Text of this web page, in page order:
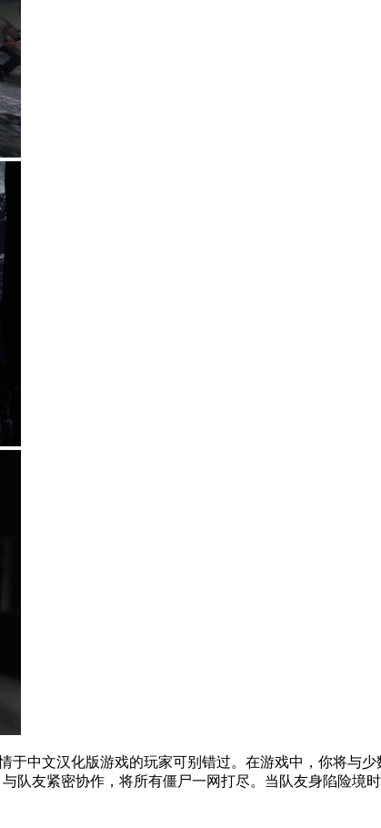
于中文汉化版游戏的玩家可别错过。在游戏中，你将与
队友紧密协作，将所有僵尸一网打尽。当队友身陷险境